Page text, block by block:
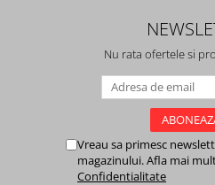
Nu rata ofertele si
Vreau sa primesc
magazinului. Afla mai
Confidentialitate